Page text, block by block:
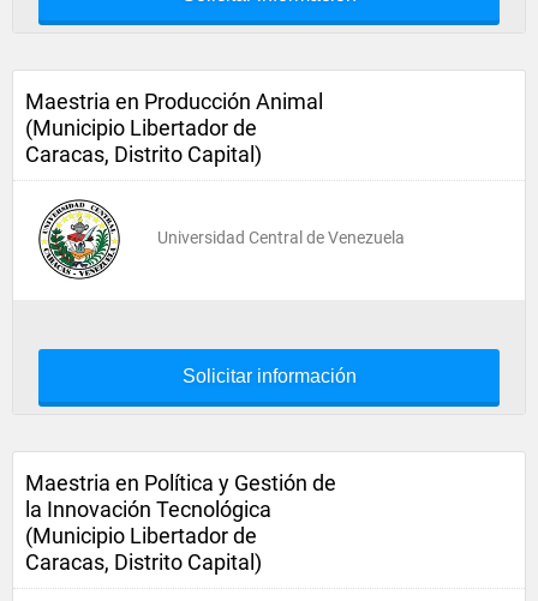
Maestria en Producción Animal
(Municipio Libertador de
Caracas, Distrito Capital)
Universidad Central de Venezuela
Solicitar información
Maestria en Política y Gestión de
la Innovación Tecnológica
(Municipio Libertador de
Caracas, Distrito Capital)